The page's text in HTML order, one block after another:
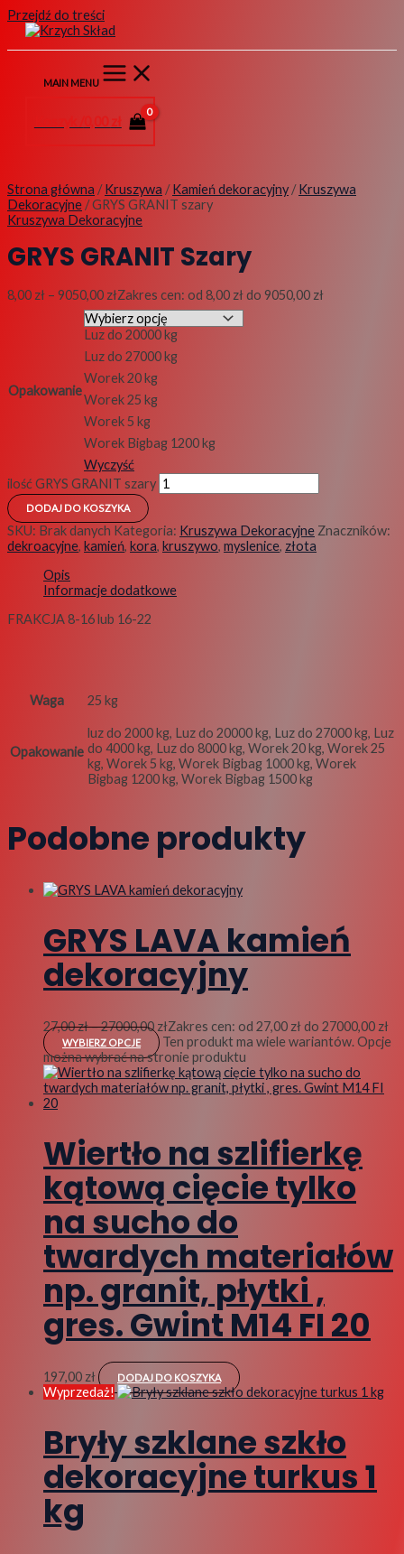
Przejdź do treści
MAIN MENU
Strona główna /Kruszywa /Kamień dekoracyjny/Kruszywa
Dekoracyjne / GRYS GRANIT szary
Kruszywa Dekoracyjne
GRYS GRANIT Szary
8,00 zł – 9050,00 złZakres cen: od 8,00 zł do 9050,00 zł
Opakowanie
Luz do 20000 kg
Luz do 27000 kg
Worek 20 kg
Worek 25 kg
Worek 5 kg
Worek Bigbag 1200 kg
Wyczyść
ilość GRYS GRANIT szary
DODAJ DO KOSZYKA
SKU: Brak danych Kategoria: Kruszywa DekoracyjneZnaczników:
dekroacyjne, kamień, kora, kruszywo, myslenice, złota
Opis
Informacje dodatkowe
FRAKCJA 8-16 lub 16-22
Waga 25 kg
Opakowanie
luz do 2000 kg, Luz do 20000 kg, Luz do 27000 kg, Luz
do 4000 kg, Luz do 8000 kg, Worek 20 kg, Worek 25
kg, Worek 5 kg, Worek Bigbag 1000 kg, Worek
Bigbag 1200 kg, Worek Bigbag 1500 kg
Podobne produkty
GRYS LAVA kamień
dekoracyjny
27,00zł–27000,00 złZakres cen: od 27,00 zł do 27000,00 zł
WYBIERZ OPCJE
Ten produkt ma wiele wariantów. Opcje
można wybrać na stronie produktu
Wiertło na szlifierkę
kątową cięcie tylko
na sucho do
twardych materiałów
np. granit, płytki ,
gres. Gwint M14 FI 20
197,00 zł DODAJ DO KOSZYKA
Wyprzedaż!
Bryły szklane szkło
dekoracyjne turkus 1
kg